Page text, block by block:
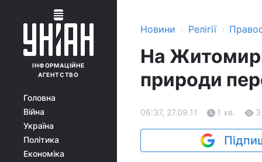
ІНФОРМАЦІЙНЕ
АГЕНТСТВО
Головна
Війна
Україна
Політика
Економіка
Новини › Релігії ›
На
природи
06:37, 27.09.11 1 хв. 3